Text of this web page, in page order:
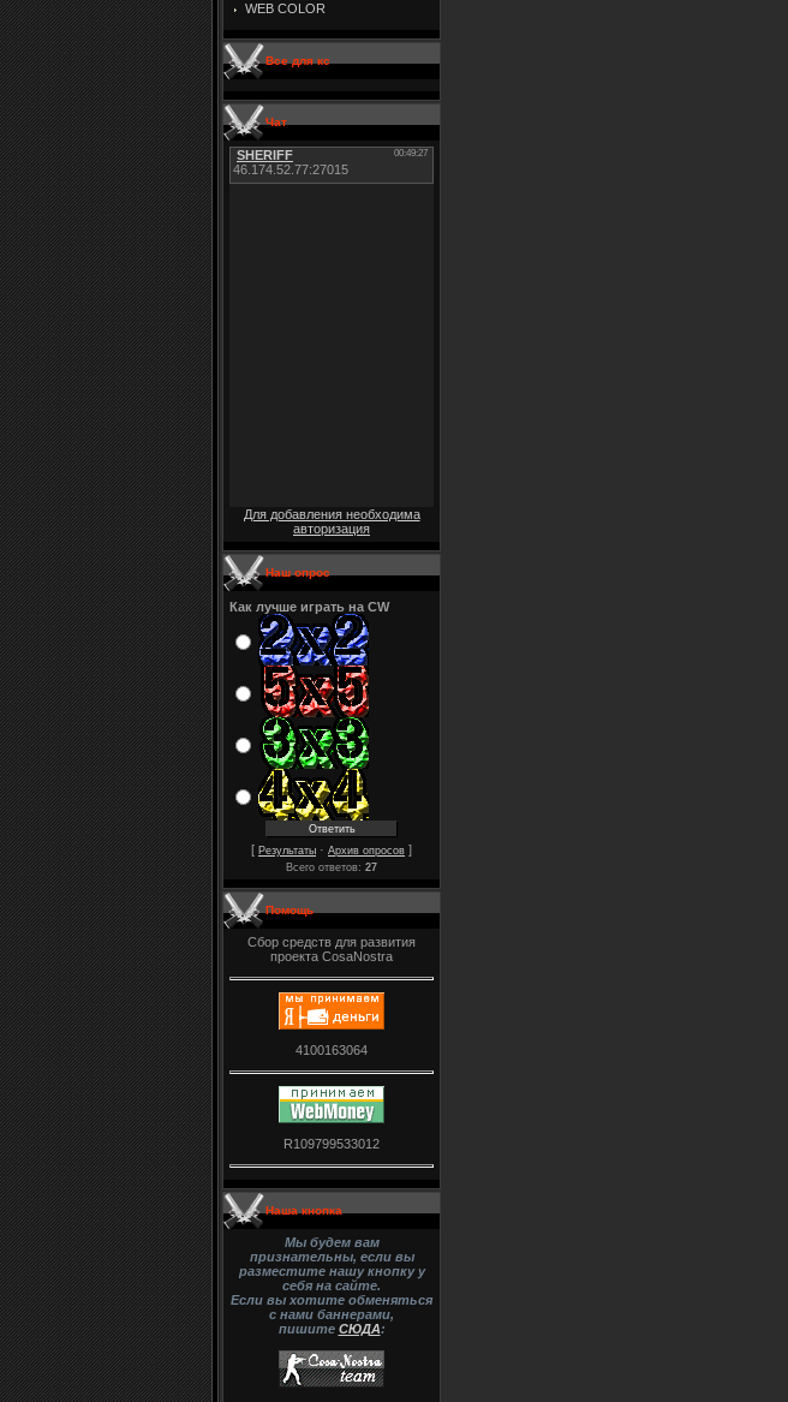
WEB COLOR
Все для кс
Чат
Для добавления необходима
авторизация
Наш опрос
Как лучше играть на CW
[ Результаты · Архив опросов ]
Всего ответов: 27
Помощь
Сбор средств для развития
проекта CosaNostra
4100163064
R109799533012
Наша кнопка
Мы будем вам
признательны, если вы
разместите нашу кнопку у
себя на сайте.
Если вы хотите обменяться
с нами баннерами,
пишите СЮДА: